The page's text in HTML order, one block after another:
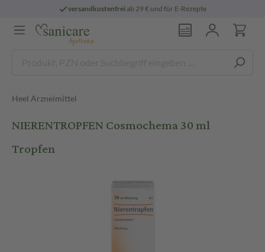
versandkostenfreiab 29 € und für E-Rezepte
Heel Arzneimittel
NIERENTROPFEN Cosmochema 30 ml
Tropfen